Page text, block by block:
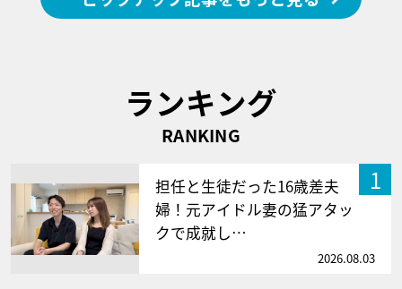
ランキング
RANKING
1
担任と生徒だった16歳差夫
婦！元アイドル妻の猛アタッ
クで成就し…
2026.08.03